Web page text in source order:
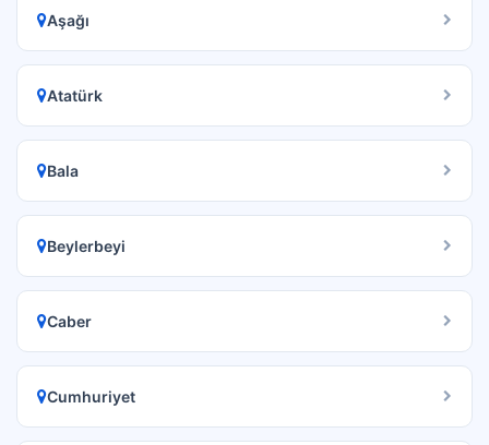
Aşağı
Atatürk
Bala
Beylerbeyi
Caber
Cumhuriyet